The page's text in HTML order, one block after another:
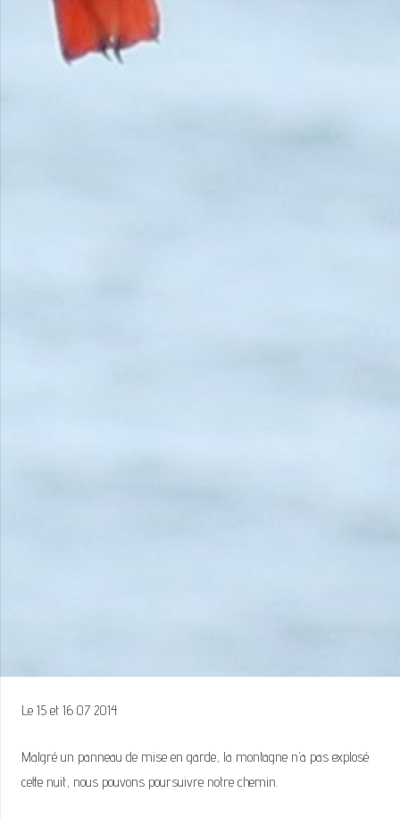
Le 15 et 16 07 2014
Malgré un panneau de mise en garde, la montagne n’a pas explosé
cette nuit, nous pouvons poursuivre notre chemin.